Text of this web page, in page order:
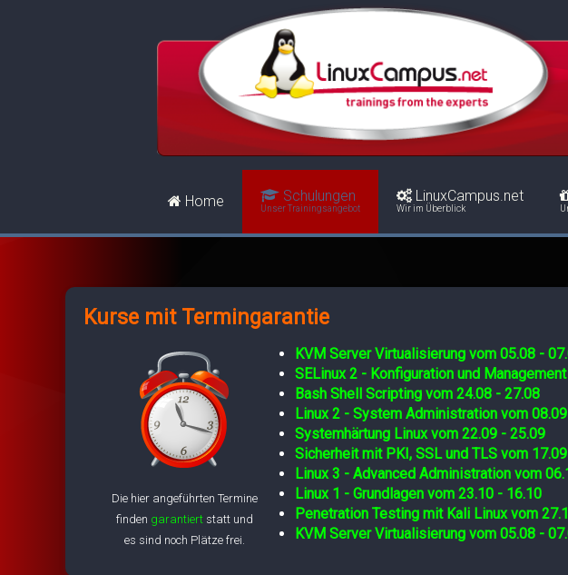
Home Schulungen
Unser Trainingsangebot
LinuxCampus.net
Wir im Überblick
Kurse mit Termingarantie
Die hier angeführten Termine
finden garantiert statt und
es sind noch Plätze frei.
KVM Server Virtualisierung vom 05.08 -
SELinux 2 - Konfiguration und
Bash Shell Scripting vom 24.08 - 27.08
Linux 2 - System Administration vom
Systemhärtung Linux vom 22.09 - 25.09
Sicherheit mit PKI, SSL und TLS vom
Linux 3 - Advanced Administration vom
Linux 1 - Grundlagen vom 23.10 - 16.10
Penetration Testing mit Kali Linux vom
KVM Server Virtualisierung vom 05.08 -